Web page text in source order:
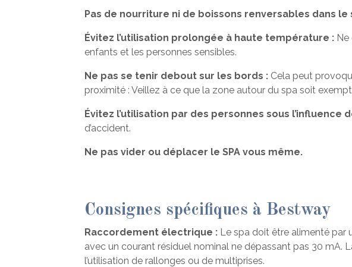
Pas de nourriture ni de boissons renversables dans le
Évitez l’utilisation prolongée à haute température : Ne
enfants et les personnes sensibles.
Ne pas se tenir debout sur les bords : Cela peut
proximité : Veillez à ce que la zone autour du spa soit
Évitez l’utilisation par des personnes sous l’influence
d’accident.
Ne pas vider ou déplacer le SPA vous même.
Consignes spécifiques à Bestway
Raccordement électrique : Le spa doit être alimenté par
avec un courant résiduel nominal ne dépassant pas 30 mA.
l’utilisation de rallonges ou de multiprises.